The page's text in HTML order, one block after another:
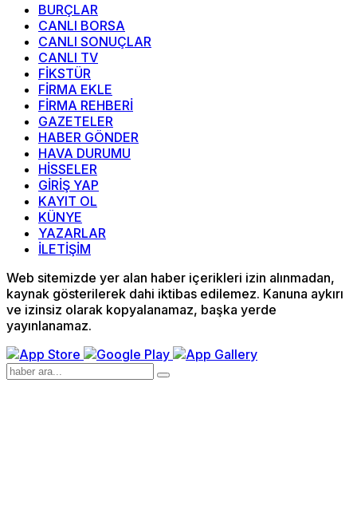
BURÇLAR
CANLI BORSA
CANLI SONUÇLAR
CANLI TV
FİKSTÜR
FİRMA EKLE
FİRMA REHBERİ
GAZETELER
HABER GÖNDER
HAVA DURUMU
HİSSELER
GİRİŞ YAP
KAYIT OL
KÜNYE
YAZARLAR
İLETİŞİM
Web sitemizde yer alan haber içerikleri izin alınmadan,
kaynak gösterilerek dahi iktibas edilemez. Kanuna aykırı
ve izinsiz olarak kopyalanamaz, başka yerde
yayınlanamaz.